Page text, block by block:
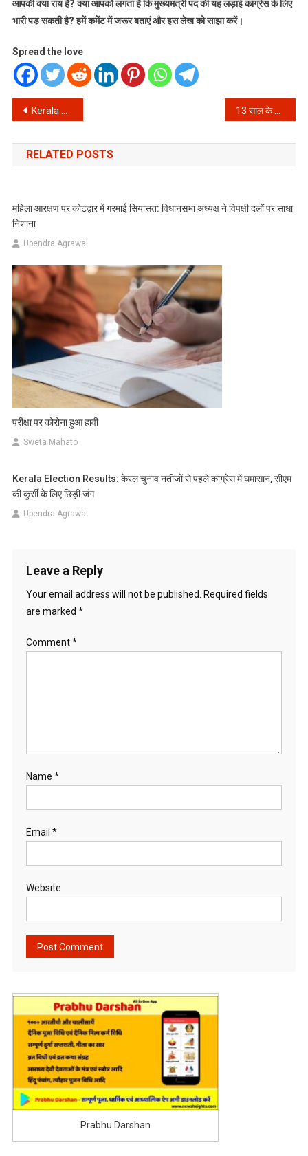
आपकी क्या राय है? क्या आपको लगता है कि मुख्यमंत्री पद की यह लड़ाई कांग्रेस के लिए
भारी पड़ सकती है? हमें कमेंट में जरूर बताएं और इस लेख को साझा करें।
Spread the love
Post
navigation
Kerala Election Results: केरल चुनाव नतीजों से पहले कांग्रेस में घमासान, सीएम की कुर्सी के लिए छिड़ी जंग
RELATED POSTS
महिला आरक्षण पर कोटद्वार में गरमाई सियासत: विधानसभा अध्यक्ष ने विपक्षी दलों पर साधा
निशाना
Upendra Agrawal
परीक्षा पर कोरोना हुआ हावी
Sweta Mahato
Kerala Election Results: केरल चुनाव नतीजों से पहले कांग्रेस में घमासान, सीएम
की कुर्सी के लिए छिड़ी जंग
Upendra Agrawal
Leave a Reply
Your email address will not be published.
Required fields
are marked *
Comment*
Name *
Email *
Website
Prabhu Darshan